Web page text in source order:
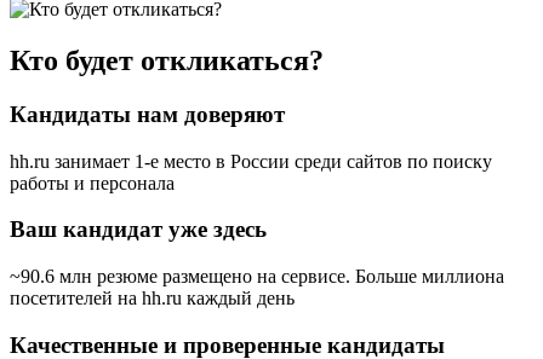
Кто будет откликаться?
Кандидаты нам доверяют
hh.ru занимает 1-е место в России среди сайтов по поиску
работы и персонала
Ваш кандидат уже здесь
~90.6 млн резюме размещено на сервисе. Больше миллиона
посетителей на hh.ru каждый день
Качественные и проверенные кандидаты